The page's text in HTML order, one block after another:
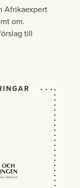
Afrikaexpert
om.
till